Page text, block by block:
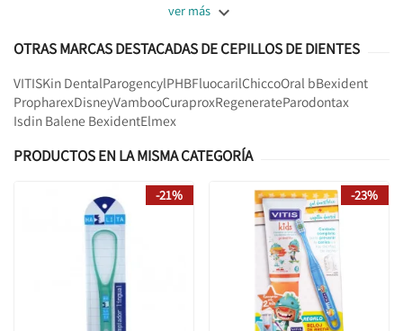
ver más 
OTRAS MARCAS DESTACADAS DE CEPILLOS DE DIENTES
VITISKin DentalParogencylPHBFluocarilChiccoOral bBexident
PropharexDisneyVambooCuraproxRegenerateParodontax
Isdin Balene BexidentElmex
PRODUCTOS EN LA MISMA CATEGORÍA
-21% -23%